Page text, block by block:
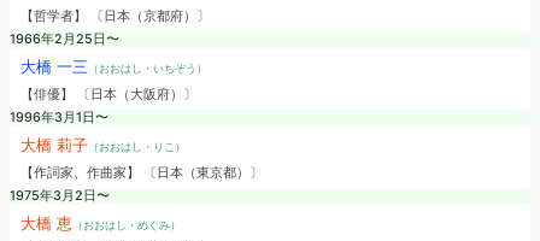
【哲学者】 〔日本（京都府）〕
1966年2月25日〜
大橋 一三 （おおはし・いちぞう）
【俳優】 〔日本（大阪府）〕
1996年3月1日〜
大橋 莉子（おおはし・りこ）
【作詞家、作曲家】 〔日本（東京都）〕
1975年3月2日〜
大橋 恵 （おおはし・めぐみ）